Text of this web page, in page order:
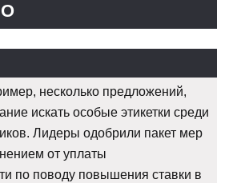
несколько предложений,
искать особые этикетки среди
Лидеры одобрили пакет мер
от уплаты
по поводу повышения ставки в